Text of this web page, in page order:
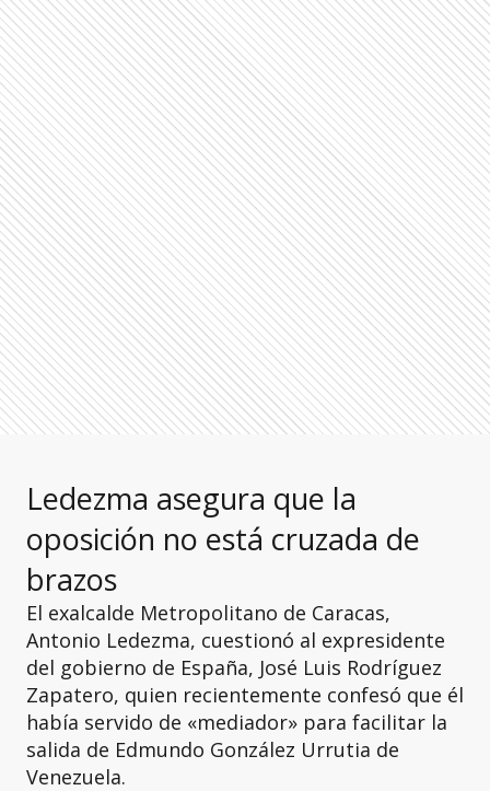
Ledezma asegura que la
oposición no está cruzada de
brazos
El exalcalde Metropolitano de Caracas,
Antonio Ledezma, cuestionó al expresidente
del gobierno de España, José Luis Rodríguez
Zapatero, quien recientemente confesó que él
había servido de «mediador» para facilitar la
salida de Edmundo González Urrutia de
Venezuela.